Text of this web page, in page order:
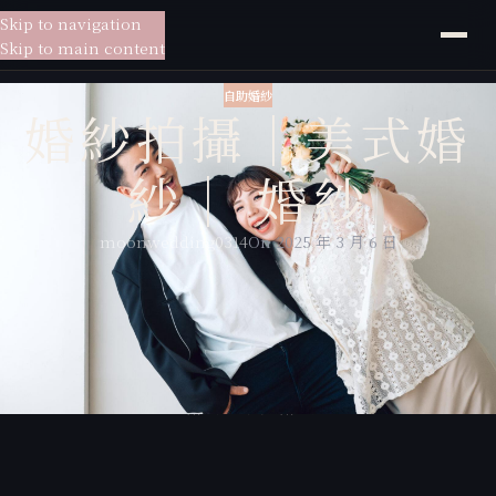
貳月婚紗
Skip to navigation
Skip to main content
自助婚紗
婚紗拍攝｜美式婚
紗｜ 婚紗
moonwedding0314On 2025 年 3 月 6 日
婚紗攝影：貳月婚紗卡特
新娘秘書：貳月婚紗沁妤
拍攝地點：貳月攝影棚